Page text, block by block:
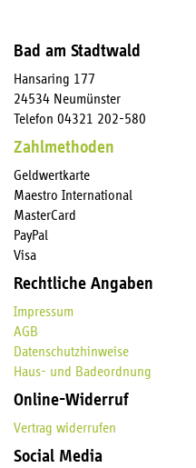
Bad am Stadtwald
Hansaring 177
24534 Neumünster
Telefon 04321 202-580
Zahlmethoden
Geldwertkarte
Maestro International
MasterCard
PayPal
Visa
Rechtliche Angaben
Impressum
AGB
Datenschutzhinweise
Haus- und Badeordnung
Online-Widerruf
Vertrag widerrufen
Social Media